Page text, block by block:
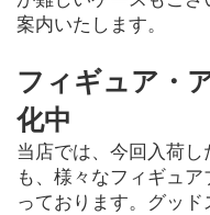
案内いたします。
フィギュア・
化中
当店では、今回入荷
も、様々なフィギュ
っております。グッ